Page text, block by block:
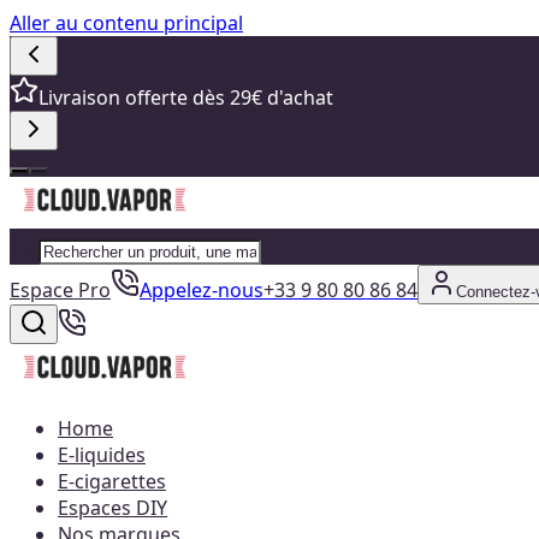
Aller au contenu principal
Livraison offerte dès 29€ d'achat
Espace Pro Appelez-nous+33 9 80 80 86 84 Connectez-
Home
E-liquides
E-cigarettes
Espaces DIY